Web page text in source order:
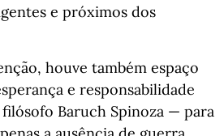
e próximos dos
houve também espaço
e responsabilidade
Baruch Spinoza — para